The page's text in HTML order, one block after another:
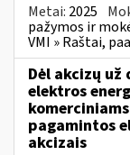
Metai: 2025
pažymos ir
VMI » Raštai,
Dėl akcizų
elektros
pagamintos
akcizais